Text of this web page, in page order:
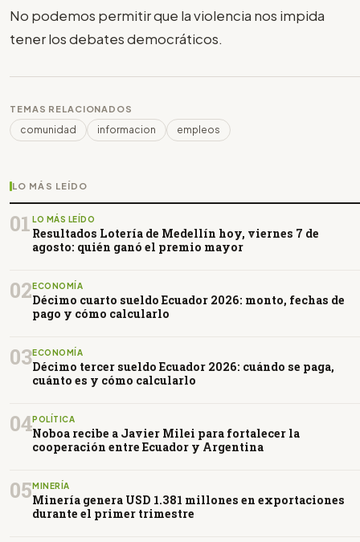
No podemos permitir que la violencia nos impida
tener los debates democráticos.
TEMAS RELACIONADOS
comunidad informacion empleos
LO MÁS LEÍDO
01 LO MÁS LEÍDO
Resultados Lotería de Medellín hoy, viernes 7 de
agosto: quién ganó el premio mayor
02ECONOMÍA
Décimo cuarto sueldo Ecuador 2026: monto, fechas de
pago y cómo calcularlo
03ECONOMÍA
Décimo tercer sueldo Ecuador 2026: cuándo se paga,
cuánto es y cómo calcularlo
04POLÍTICA
Noboa recibe a Javier Milei para fortalecer la
cooperación entre Ecuador y Argentina
05MINERÍA
Minería genera USD 1.381 millones en exportaciones
durante el primer trimestre